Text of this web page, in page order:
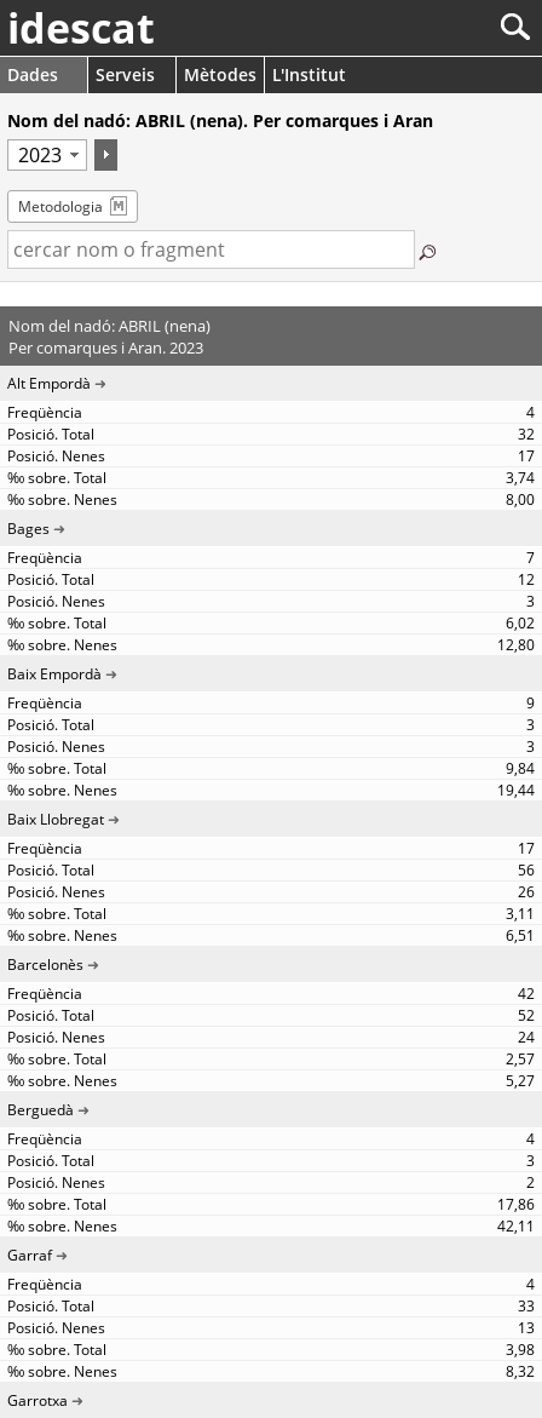
idescat
Dades Serveis Mètodes
L'Institut
Nom del nadó: ABRIL (nena). Per comarques i Aran
Metodologia
Nom del nadó: ABRIL (nena)
Per comarques i Aran. 2023
Alt Empordà
4
32
17
3,74
8,00
Bages
7
12
3
6,02
12,80
Baix Empordà
9
3
3
9,84
19,44
Baix Llobregat
17
56
26
3,11
6,51
Barcelonès
42
52
24
2,57
5,27
Berguedà
4
3
2
17,86
42,11
Garraf
4
33
13
3,98
8,32
Garrotxa